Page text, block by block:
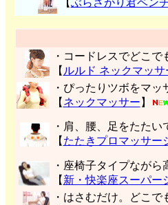
【ぶらさがり君ベン
・コードレスでどこで
【 ルルド ネックマッ
・ぴったりツボをマッ
【 ネックマッサー 】
・肩、腰、足をたたい
【 たたきプロマッサー
・座椅子タイプながら
【 新・快楽座スーパー
・はさむだけ。どこで